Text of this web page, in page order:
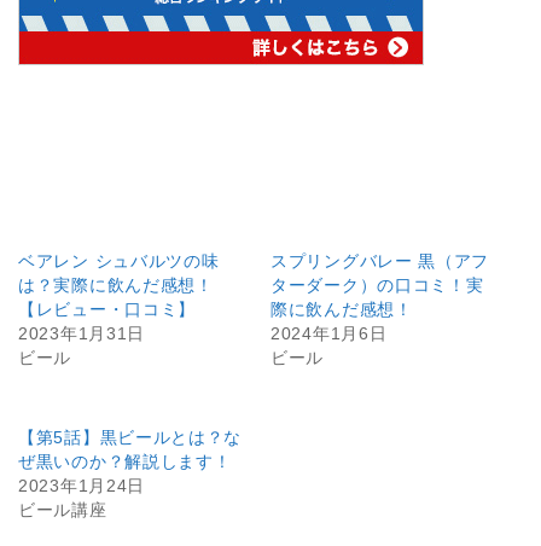
ベアレン シュバルツの味
は？実際に飲んだ感想！
【レビュー・口コミ】
2023年1月31日
ビール
スプリングバレー 黒（アフ
ターダーク）の口コミ！実
際に飲んだ感想！
2024年1月6日
ビール
【第5話】黒ビールとは？な
ぜ黒いのか？解説します！
2023年1月24日
ビール講座